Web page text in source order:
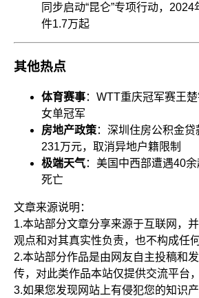
同步启动“昆仑”专项行动，
件1.7万起
其他热点
体育赛事：WTT重庆冠军赛王
女单冠军
房地产政策：深圳住房公积金
231万元，取消异地户籍限制
极端天气：美国中西部遭遇40
死亡
文章来源说明：
1.本站部分文章分享来源于互联网，
观点和对其真实性负责，也不构成任
2.本站部分作品是由网友自主投稿和
传，对此类作品本站仅提供交流平台
3.如果您发现网站上有侵犯您的知识